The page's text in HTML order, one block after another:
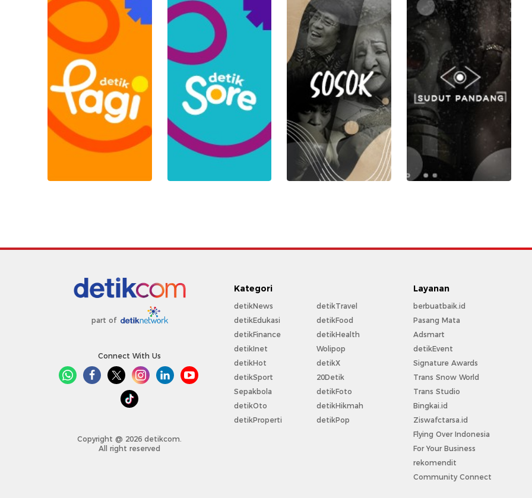
part of
Connect With Us
Copyright @ 2026 detikcom.
All right reserved
Kategori
detikNews
detikEdukasi
detikFinance
detikInet
detikHot
detikSport
Sepakbola
detikOto
detikProperti
detikTravel
detikFood
detikHealth
Wolipop
detikX
20Detik
detikFoto
detikHikmah
detikPop
Layanan
berbuatbaik.id
Pasang Mata
Adsmart
detikEvent
Signature Awards
Trans Snow World
Trans Studio
Bingkai.id
Ziswafctarsa.id
Flying Over Indonesia
For Your Business
rekomendit
Community Connect